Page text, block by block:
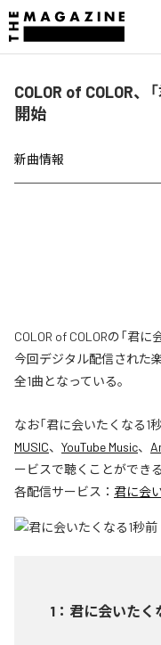
COLOR of COLOR、
開始
新曲情報
COLOR of COLORの「君
今回デジタル配信された
全1曲となっている。
なお「君に会いたくなる1
MUSIC、 YouTube Music、
ービスで聴くことができる
各配信サービス： 君に会
1 ： 君に会いたく